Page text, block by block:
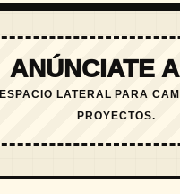
ANÚNCIATE
ESPACIO LATERAL PARA
PROYECTOS.